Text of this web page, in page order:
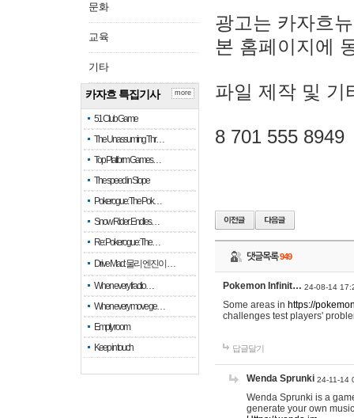
문화
교육
기타
카자흐 특집기사
51 Club Game
The Unassuming Thr…
Top Platform Games…
The speed in Slope
Pokerogue: The Pok…
Snow Rider: Endles…
Re: Pokerogue: The…
Drive Mad: 물리 엔진이 …
When every fractio…
When every move ge…
Empty room
Keep in touch
more
광고는 카자흐
본 홈페이지에
파일 제작 및 기
8 701 555 8949
댓글목록949
Pokemon Infinit… 24-08-14
Some areas in https://
challenges test players'
답글달기
Wenda Sprunki 24-11-14
Wenda Sprunki is a
generate your own